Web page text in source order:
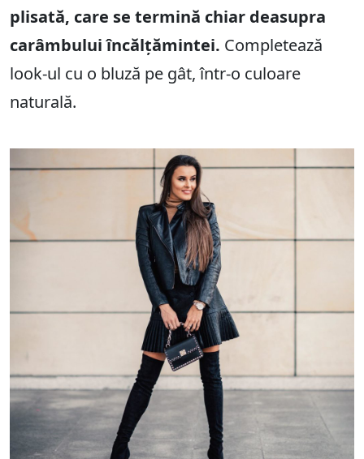
plisată, care se termină chiar deasupra
carâmbului încălțămintei. Completează
look-ul cu o bluză pe gât, într-o culoare
naturală.